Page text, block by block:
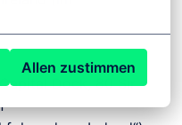
Allen zustimmen
Dock, 80 Sir